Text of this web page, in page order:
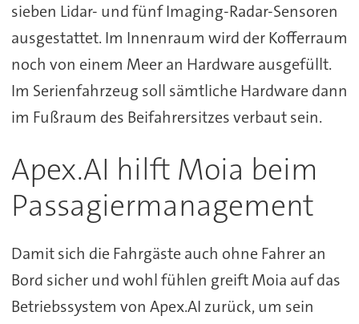
sieben Lidar- und fünf Imaging-Radar-Sensoren
ausgestattet. Im Innenraum wird der Kofferraum
noch von einem Meer an Hardware ausgefüllt.
Im Serienfahrzeug soll sämtliche Hardware dann
im Fußraum des Beifahrersitzes verbaut sein.
Apex.AI hilft Moia beim
Passagiermanagement
Damit sich die Fahrgäste auch ohne Fahrer an
Bord sicher und wohl fühlen greift Moia auf das
Betriebssystem von Apex.AI zurück, um sein